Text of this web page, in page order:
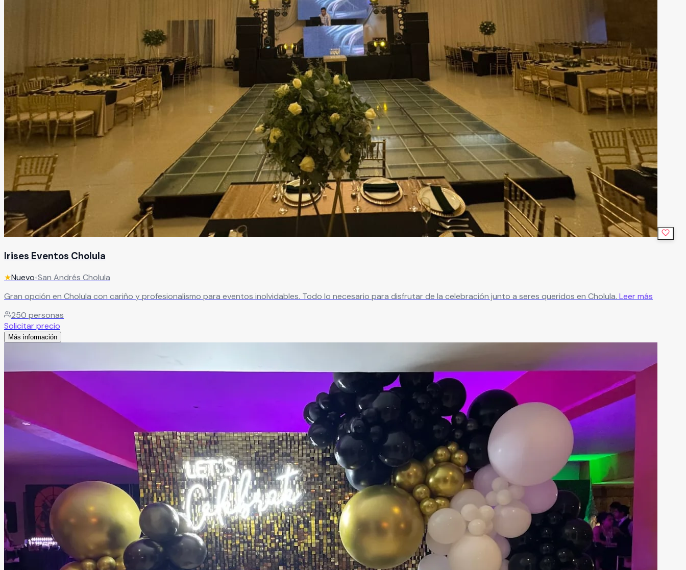
Irises Eventos Cholula
★Nuevo•San Andrés Cholula
Gran opción en Cholula con cariño y profesionalismo para eventos inolvidables. Todo lo necesario para disfrutar de la celebración junto a seres queridos en Cholula. Leer más
250 personas
Solicitar precio
Más información